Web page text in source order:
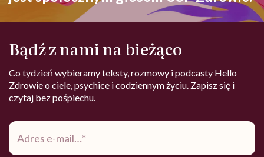
Bądź z nami na bieżąco
Co tydzień wybieramy teksty, rozmowy i podcasty Hello
Zdrowie o ciele, psychice i codziennym życiu. Zapisz się i
czytaj bez pośpiechu.
Adres
mail*